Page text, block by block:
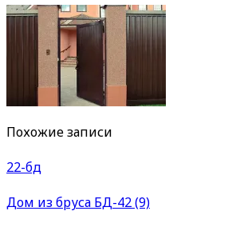
Похожие записи
22-бд
Дом из бруса БД-42 (9)